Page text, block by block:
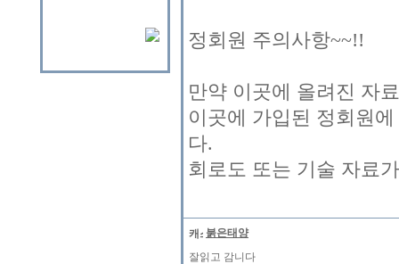
정회원 주의사항~~!!
만약 이곳에 올려진 자
이곳에 가입된 정회원
다.
회로도 또는 기술 자료
붉은태양
잘읽고 감니다